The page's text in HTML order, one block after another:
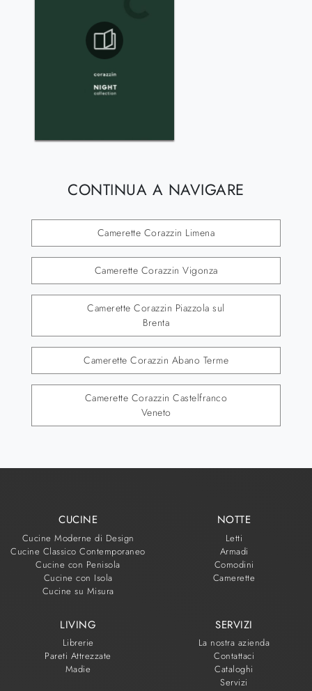
CONTINUA A NAVIGARE
Camerette Corazzin Limena
Camerette Corazzin Vigonza
Camerette Corazzin Piazzola sul
Brenta
Camerette Corazzin Abano Terme
Camerette Corazzin Castelfranco
Veneto
CUCINE
Cucine Moderne di Design
Cucine Classico Contemporaneo
Cucine con Penisola
Cucine con Isola
Cucine su Misura
NOTTE
Letti
Armadi
Comodini
Camerette
LIVING
Librerie
Pareti Attrezzate
Madie
SERVIZI
La nostra azienda
Contattaci
Cataloghi
Servizi